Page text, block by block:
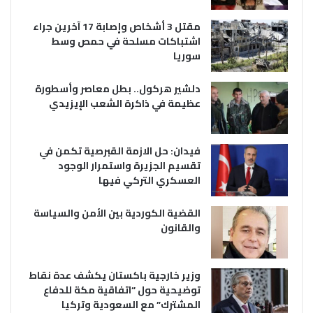
مقتل 3 أشخاص وإصابة 17 آخرين جراء
اشتباكات مسلحة في حمص وسط
سوريا
دلشير هركول.. بطل معاصر وأسطورة
عظيمة في ذاكرة الشعب الإيزيدي
فيدان: حل الازمة القبرصية تكمن في
تقسيم الجزيرة واستمرار الوجود
العسكري التركي فيها
القضية الكوردية بين الأمن والسياسة
والقانون
وزير خارجية باكستان يكشف عدة نقاط
توضيحية حول “اتفاقية مكة للدفاع
المشترك” مع السعودية وتركيا